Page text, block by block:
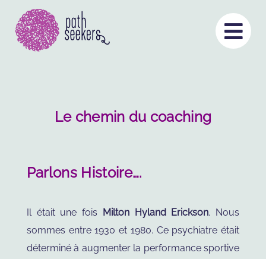
contenu

Le chemin du coaching
Parlons Histoire….
Il était une fois Milton Hyland Erickson. Nous
sommes entre 1930 et 1980. Ce psychiatre était
déterminé à augmenter la performance sportive